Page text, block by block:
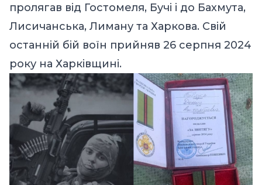
пролягав від Гостомеля, Бучі і до Бахмута,
Лисичанська, Лиману та Харкова. Свій
останній бій воїн прийняв 26 серпня 2024
року на Харківщині.